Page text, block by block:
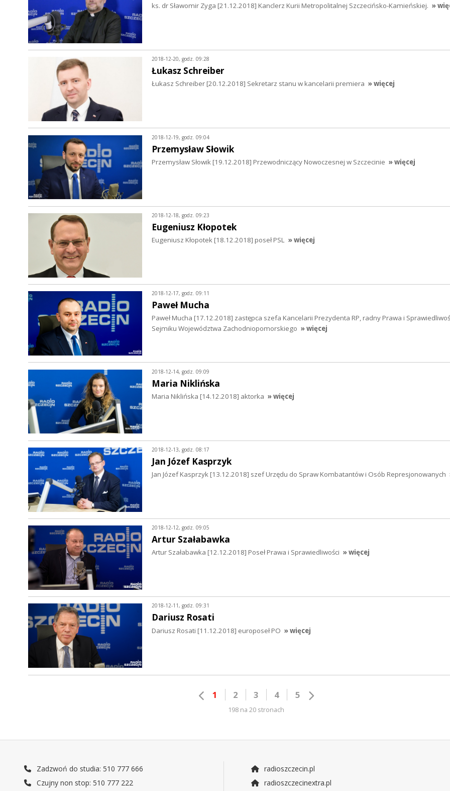
ks. dr Sławomir Zyga [21.12.2018] Kanclerz Kurii Metropolitalnej Szczecińsko-Kamieńskiej. »
2018-12-20, godz. 09:28
Łukasz Schreiber
Łukasz Schreiber [20.12.2018] Sekretarz stanu w kancelarii premiera » więcej
2018-12-19, godz. 09:04
Przemysław Słowik
Przemysław Słowik [19.12.2018] Przewodniczący Nowoczesnej w Szczecinie » więcej
2018-12-18, godz. 09:23
Eugeniusz Kłopotek
Eugeniusz Kłopotek [18.12.2018] poseł PSL » więcej
2018-12-17, godz. 09:11
Paweł Mucha
Paweł Mucha [17.12.2018] zastępca szefa Kancelarii Prezydenta RP, radny Prawa i
Sejmiku Województwa Zachodniopomorskiego » więcej
2018-12-14, godz. 09:09
Maria Niklińska
Maria Niklińska [14.12.2018] aktorka » więcej
2018-12-13, godz. 08:17
Jan Józef Kasprzyk
Jan Józef Kasprzyk [13.12.2018] szef Urzędu do Spraw Kombatantów i Osób Represjonowanych
2018-12-12, godz. 09:05
Artur Szałabawka
Artur Szałabawka [12.12.2018] Poseł Prawa i Sprawiedliwości » więcej
2018-12-11, godz. 09:31
Dariusz Rosati
Dariusz Rosati [11.12.2018] europoseł PO » więcej
1 2 3 4 5
198 na 20 stronach
Zadzwoń do studia: 510 777 666
Czujny non stop: 510 777 222
radioszczecin.pl
radioszczecinextra.pl